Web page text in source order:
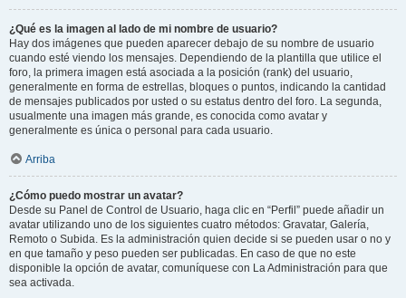
¿Qué es la imagen al lado de mi nombre de usuario?
Hay dos imágenes que pueden aparecer debajo de su nombre de usuario
cuando esté viendo los mensajes. Dependiendo de la plantilla que utilice el
foro, la primera imagen está asociada a la posición (rank) del usuario,
generalmente en forma de estrellas, bloques o puntos, indicando la cantidad
de mensajes publicados por usted o su estatus dentro del foro. La segunda,
usualmente una imagen más grande, es conocida como avatar y
generalmente es única o personal para cada usuario.
Arriba
¿Cómo puedo mostrar un avatar?
Desde su Panel de Control de Usuario, haga clic en “Perfil” puede añadir un
avatar utilizando uno de los siguientes cuatro métodos: Gravatar, Galería,
Remoto o Subida. Es la administración quien decide si se pueden usar o no y
en que tamaño y peso pueden ser publicadas. En caso de que no este
disponible la opción de avatar, comuníquese con La Administración para que
sea activada.